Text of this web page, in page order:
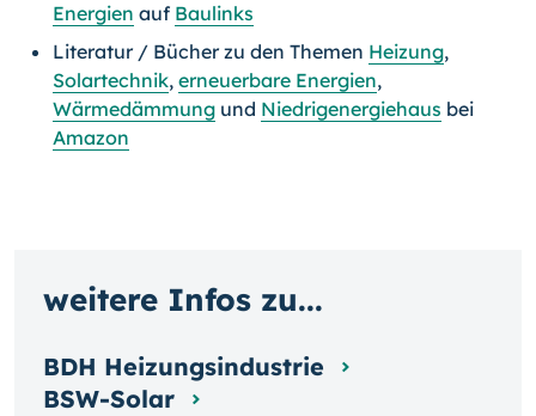
Energien auf Baulinks
Literatur / Bücher zu den Themen Heizung,
Solartechnik, erneuerbare Energien,
Wärmedämmung und Niedrigenergiehaus bei
Amazon
weitere Infos zu...
BDH Heizungsindustrie
BSW-Solar